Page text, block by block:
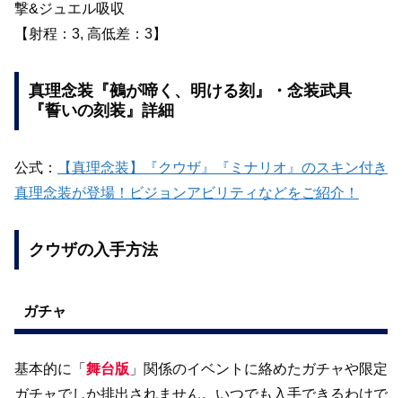
撃&ジュエル吸収
【射程：3, 高低差：3】
真理念装『鵺が啼く、明ける刻』・念装武具
『誓いの刻装』詳細
公式：
【真理念装】『クウザ』『ミナリオ』のスキン付き
真理念装が登場！ビジョンアビリティなどをご紹介！
クウザの入手方法
ガチャ
基本的に「 舞台版 」関係のイベントに絡めたガチャや限定
ガチャでしか排出されません。いつでも入手できるわけで